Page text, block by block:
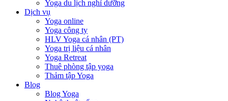
Yoga du lịch nghỉ dưỡng
Dịch vụ
Yoga online
Yoga công ty
HLV Yoga cá nhân (PT)
Yoga trị liệu cá nhân
Yoga Retreat
Thuê phòng tập yoga
Thảm tập Yoga
Blog
Blog Yoga